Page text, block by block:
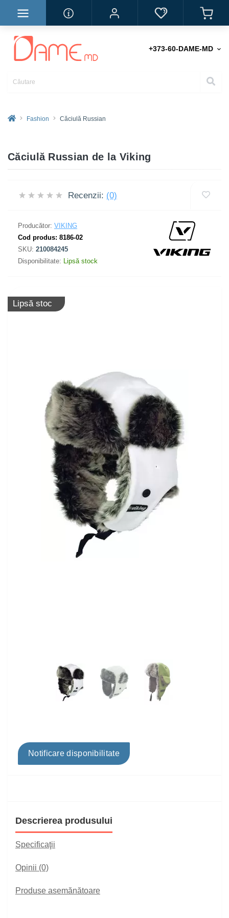
+373-60-DAME-MD
Fashion Căciulă Russian
Căciulă Russian de la Viking
Recenzii: (0)
Producător: VIKING
Cod produs: 8186-02
SKU: 210084245
Disponibilitate: Lipsă stock
Lipsă stoc
Notificare disponibilitate
Descrierea produsului
Specificaţii
Opinii (0)
Produse asemănătoare